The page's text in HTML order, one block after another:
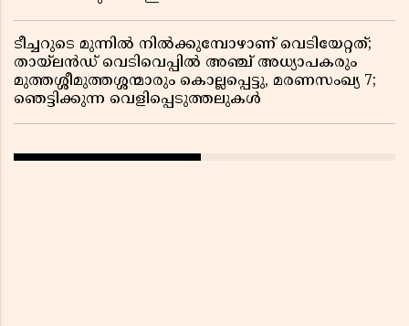
ടീച്ചറുടെ മുന്നിൽ നിൽക്കുമ്പോഴാണ് വെടിയേറ്റത്;
തായ്‌ലൻഡ് വെടിവെപ്പിൽ അഞ്ച് അധ്യാപകരും
മുത്തശ്ശീമുത്തശ്ശന്മാരും കൊല്ലപ്പെട്ടു, മരണസംഖ്യ 7;
ഞെട്ടിക്കുന്ന വെളിപ്പെടുത്തലുകൾ